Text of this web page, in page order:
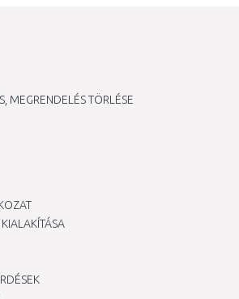
MEGRENDELÉS TÖRLÉSE